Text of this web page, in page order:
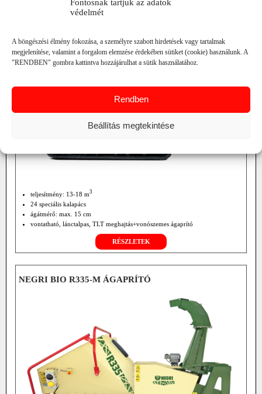
Fontosnak tartjuk az adatok
védelmét
A böngészési élmény fokozása, a személyre szabott hirdetések vagy tartalmak
megjelenítése, valamint a forgalom elemzése érdekében sütiket (cookie) használunk. A
"RENDBEN" gombra kattintva hozzájárulhat a sütik használatához.
Rendben
Beállítás megtekintése
teljesítmény: 13-18 m3
24 speciális kalapács
ágátmérő: max. 15 cm
vontatható, lánctalpas, TLT meghajtás+vonószemes ágaprító
RÉSZLETEK
NEGRI BIO R335-M ÁGAPRÍTÓ